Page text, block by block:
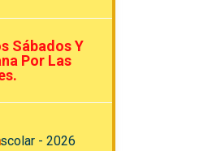
Sábados Y
Por Las
- 2026